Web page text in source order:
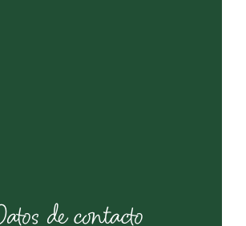
de contacto